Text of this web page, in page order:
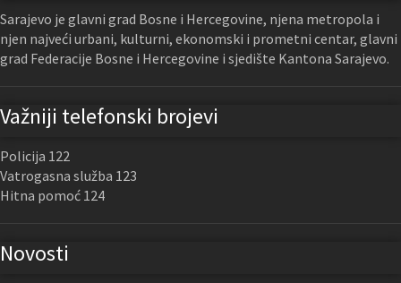
Sarajevo je glavni grad Bosne i Hercegovine, njena metropola i
njen najveći urbani, kulturni, ekonomski i prometni centar, glavni
grad Federacije Bosne i Hercegovine i sjedište Kantona Sarajevo.
Važniji telefonski brojevi
Policija 122
Vatrogasna služba 123
Hitna pomoć 124
Novosti